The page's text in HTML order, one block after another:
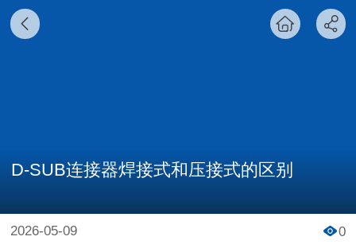
D-SUB连接器焊接式和压接式的区别
2026-05-09 0